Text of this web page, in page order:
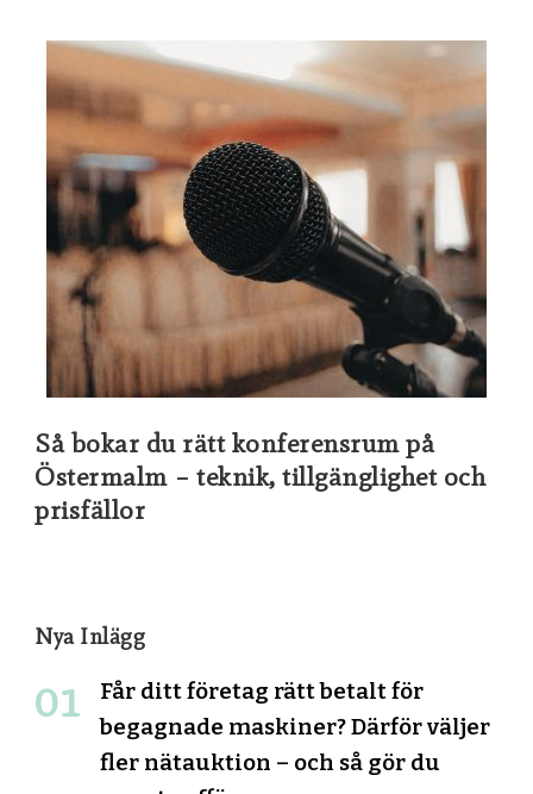
Så bokar du rätt konferensrum på
Östermalm – teknik, tillgänglighet och
prisfällor
Nya Inlägg
Får ditt företag rätt betalt för
begagnade maskiner? Därför väljer
fler nätauktion – och så gör du